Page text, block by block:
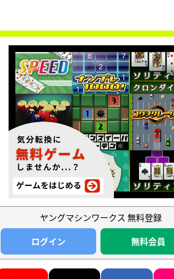
ヤングマシンワークス 無料登録
ログイン
無料会員